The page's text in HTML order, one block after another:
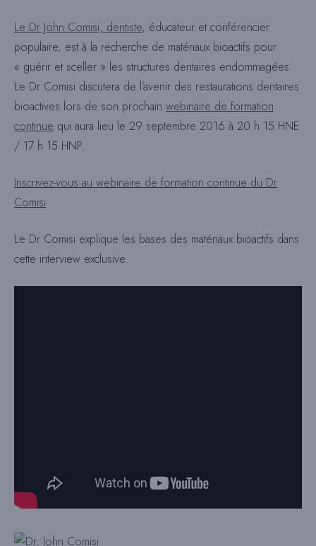
Le Dr John Comisi, dentiste, éducateur et conférencier
populaire, est à la recherche de matériaux bioactifs pour
« guérir et sceller » les structures dentaires endommagées.
Le Dr Comisi discutera de l’avenir des restaurations dentaires
bioactives lors de son prochain webinaire de formation
continue qui aura lieu le 29 septembre 2016 à 20 h 15 HNE
/ 17 h 15 HNP.
Inscrivez-vous au webinaire de formation continue du Dr
Comisi
Le Dr Comisi explique les bases des matériaux bioactifs dans
cette interview exclusive.